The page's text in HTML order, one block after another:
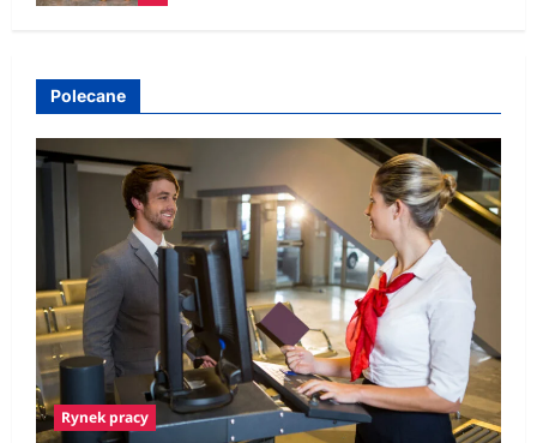
Polecane
Rynek pracy